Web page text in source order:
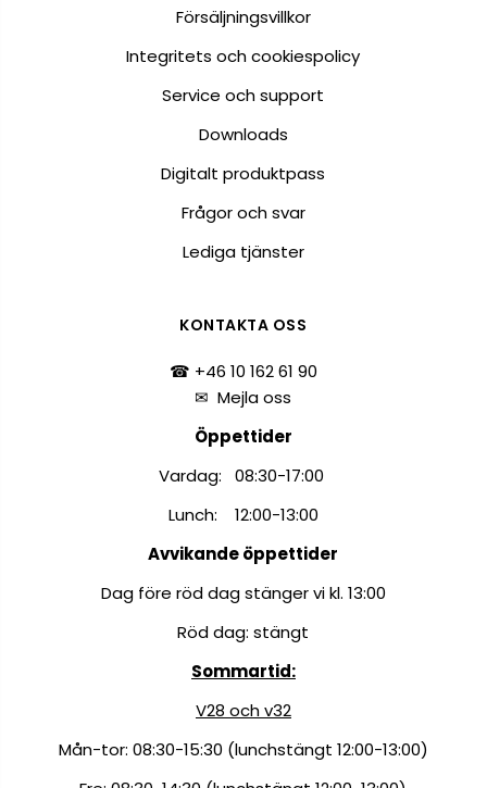
Försäljningsvillkor
Integritets och cookiespolicy
Service och support
Downloads
Digitalt produktpass
Frågor och svar
Lediga tjänster
KONTAKTA OSS
☎ +46 10 162 61 90
✉Mejla oss
Öppettider
Vardag: 08:30-17:00
Lunch: 12:00-13:00
Avvikande öppettider
Dag före röd dag stänger vi kl. 13:00
Röd dag: stängt
Sommartid:
V28 och v32
Mån-tor: 08:30-15:30 (lunchstängt 12:00-13:00)